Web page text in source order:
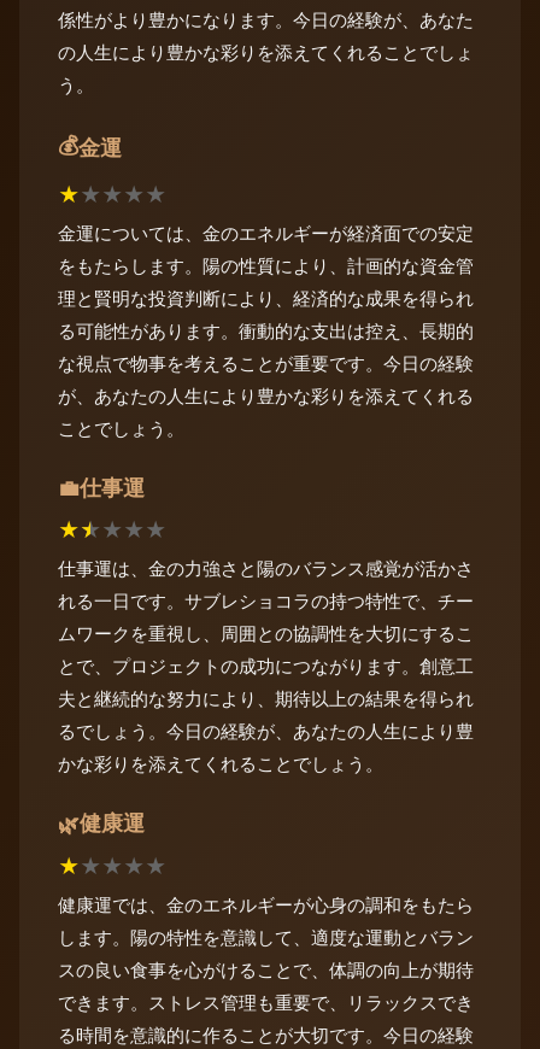
係性がより豊かになります。今日の経験が、あなた
の人生により豊かな彩りを添えてくれることでしょ
う。
💰金運
★★★★★
金運については、金のエネルギーが経済面での安定
をもたらします。陽の性質により、計画的な資金管
理と賢明な投資判断により、経済的な成果を得られ
る可能性があります。衝動的な支出は控え、長期的
な視点で物事を考えることが重要です。今日の経験
が、あなたの人生により豊かな彩りを添えてくれる
ことでしょう。
💼仕事運
★★★★★
仕事運は、金の力強さと陽のバランス感覚が活かさ
れる一日です。サブレショコラの持つ特性で、チー
ムワークを重視し、周囲との協調性を大切にするこ
とで、プロジェクトの成功につながります。創意工
夫と継続的な努力により、期待以上の結果を得られ
るでしょう。今日の経験が、あなたの人生により豊
かな彩りを添えてくれることでしょう。
🌿健康運
★★★★★
健康運では、金のエネルギーが心身の調和をもたら
します。陽の特性を意識して、適度な運動とバラン
スの良い食事を心がけることで、体調の向上が期待
できます。ストレス管理も重要で、リラックスでき
る時間を意識的に作ることが大切です。今日の経験